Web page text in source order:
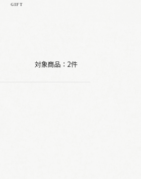
GIFT
対象商品： 2件